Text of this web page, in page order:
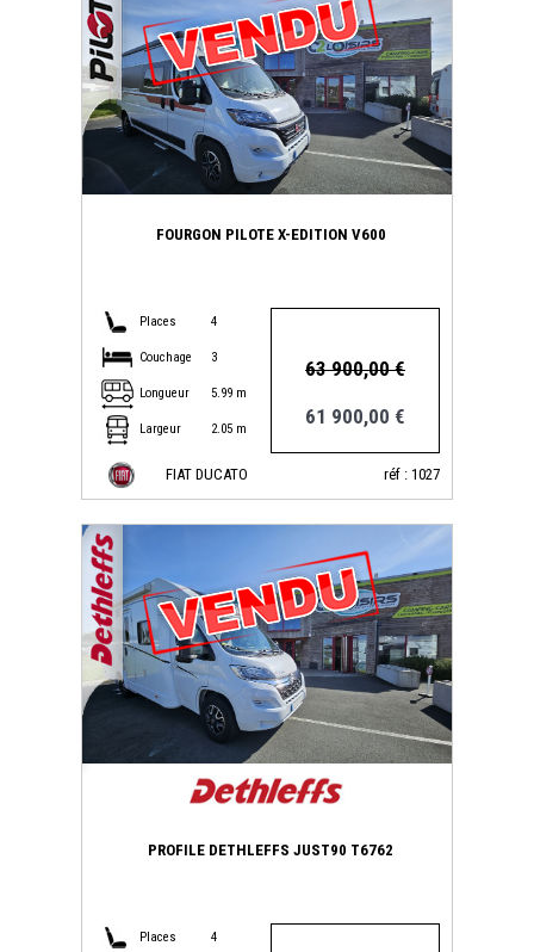
FOURGON PILOTE X-EDITION V600
Places 4
Couchage 3
Longueur 5.99 m
Largeur 2.05 m
63 900,00 €
61 900,00 €
FIAT DUCATO réf : 1027
PROFILE DETHLEFFS JUST90 T6762
Places 4